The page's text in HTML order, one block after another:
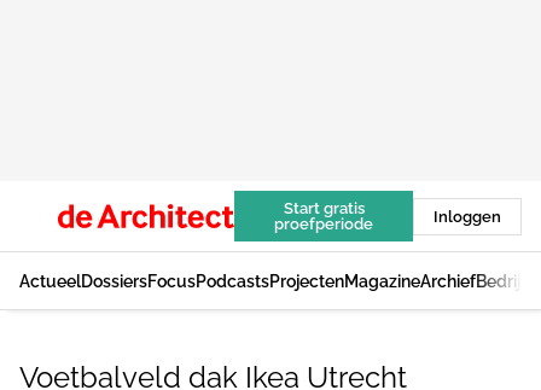
Start gratis
proefperiode
Inloggen
ActueelDossiersFocusPodcastsProjectenMagazineArchief
Voetbalveld dak Ikea Utrecht